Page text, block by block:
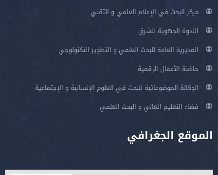
مركز البحث في الإعلام العلمي و التقني
الندوة الجهوية للشرق
المديرية العامة للبحث العلمي و التطوير التكنولوجي
حاضنة الأعمال الرقمية
الوكالة الموضوعاتية للبحث في العلوم الإنسانية و الإجتماعية
فضاء التعليم العالي و البحث العلمي
الموقع الجغرافي